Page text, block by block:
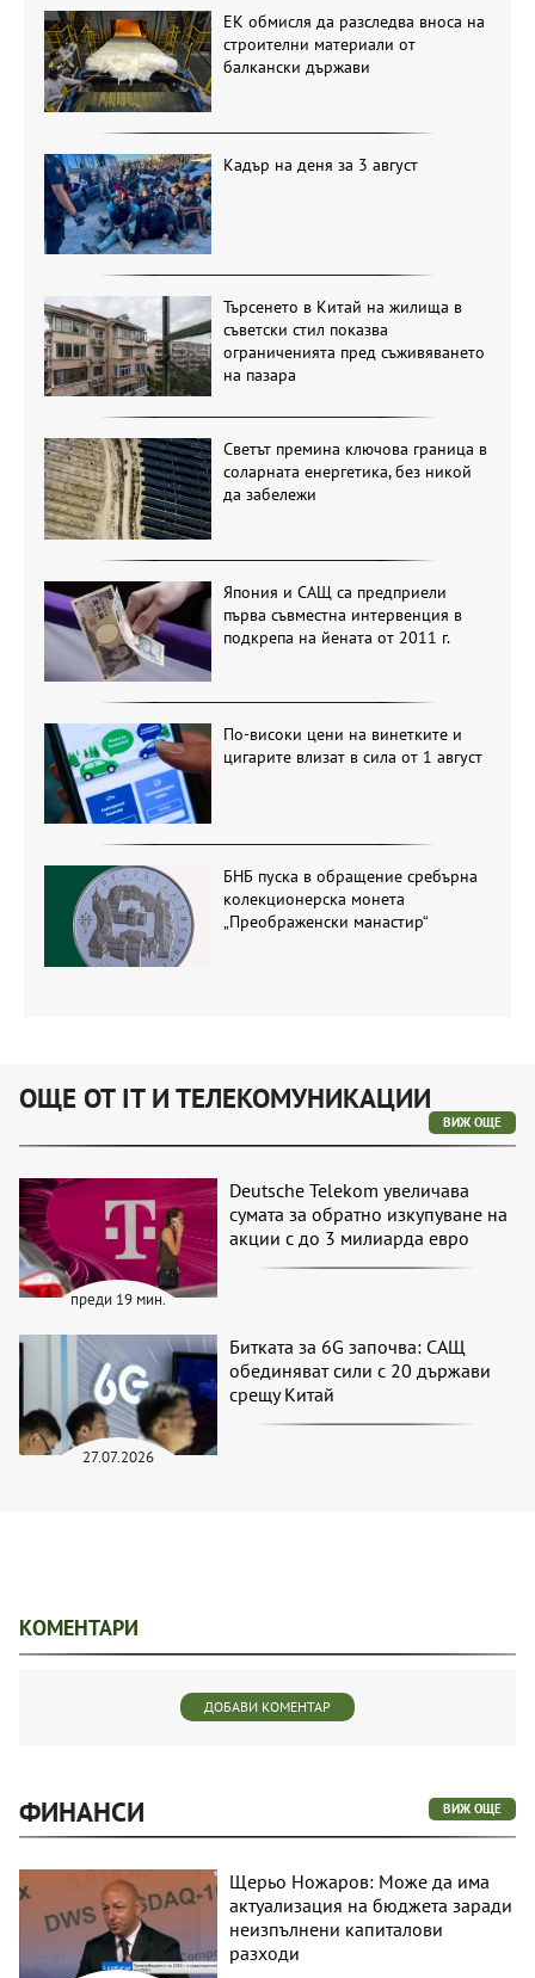
ЕК обмисля да разследва вноса на
строителни материали от
балкански държави
Кадър на деня за 3 август
Търсенето в Китай на жилища в
съветски стил показва
ограниченията пред съживяването
на пазара
Светът премина ключова граница в
соларната енергетика, без никой
да забележи
Япония и САЩ са предприели
първа съвместна интервенция в
подкрепа на йената от 2011 г.
По-високи цени на винетките и
цигарите влизат в сила от 1 август
БНБ пуска в обращение сребърна
колекционерска монета
„Преображенски манастир“
ОЩЕ ОТ IT И ТЕЛЕКОМУНИКАЦИИ
ВИЖ ОЩЕ
преди 19 мин.
Deutsche Telekom увеличава
сумата за обратно изкупуване на
акции с до 3 милиарда евро
27.07.2026
Битката за 6G започва: САЩ
обединяват сили с 20 държави
срещу Китай
КОМЕНТАРИ
ДОБАВИ КОМЕНТАР
ФИНАНСИ ВИЖ ОЩЕ
Щерьо Ножаров: Може да има
актуализация на бюджета заради
неизпълнени капиталови
разходи